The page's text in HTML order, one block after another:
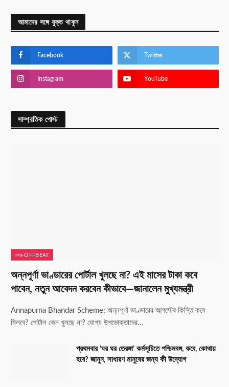
আমাদের সঙ্গে যুক্ত থাকুন
Facebook Twitter
Instagram YouTube
সাম্প্রতিক পোস্ট
খবর-OFFBEAT
অন্নপূর্ণা ভাণ্ডারের পোর্টাল খুলছে না? এই মাসের টাকা কবে
পাবেন, নতুন আবেদন করবেন কীভাবে—জানালেন মুখ্যমন্ত্রী
Annapurna Bhandar Scheme: অন্নপূর্ণা ভাণ্ডারের আগস্টের কিস্তি কবে
মিলবে? পোর্টাল কেন খুলছে না? যোগ্য উপভোক্তাদের…
প্রথমবার ‘ঘর ঘর তেরঙ্গা’ কর্মসূচিতে পশ্চিমবঙ্গ, কবে, কোথায়
হবে? জানুন, সাধারণ মানুষের জন্য কী উদ্যোগ